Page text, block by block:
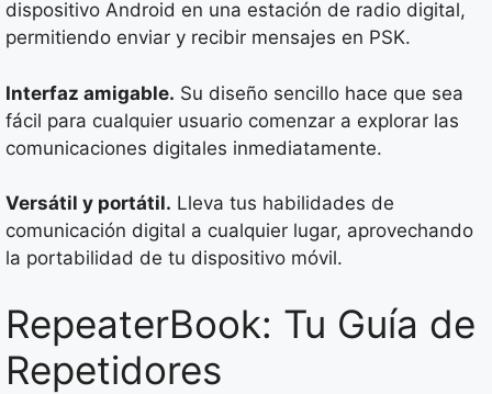
dispositivo Android en una estación de radio digital,
permitiendo enviar y recibir mensajes en PSK.
Interfaz amigable. Su diseño sencillo hace que sea
fácil para cualquier usuario comenzar a explorar las
comunicaciones digitales inmediatamente.
Versátil y portátil. Lleva tus habilidades de
comunicación digital a cualquier lugar, aprovechando
la portabilidad de tu dispositivo móvil.
RepeaterBook: Tu Guía de
Repetidores